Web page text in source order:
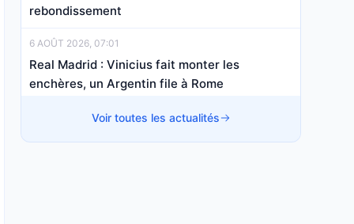
rebondissement
6 AOÛT 2026, 07:01
Real Madrid : Vinicius fait monter les
enchères, un Argentin file à Rome
5 AOÛT 2026, 22:03Voir toutes les actualités